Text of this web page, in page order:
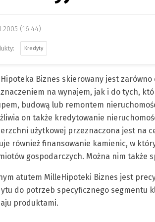
(16:44)
Kredyty
Biznes skierowany jest
na wynajem, jak i do tych,
budową lub remontem
on także kredytowanie
użytkowej przeznaczona jest na
również finansowanie kamienic, w
gospodarczych. Można nim także
atutem MilleHipoteki Biznes jest
do potrzeb specyficznego segmentu
produktami.